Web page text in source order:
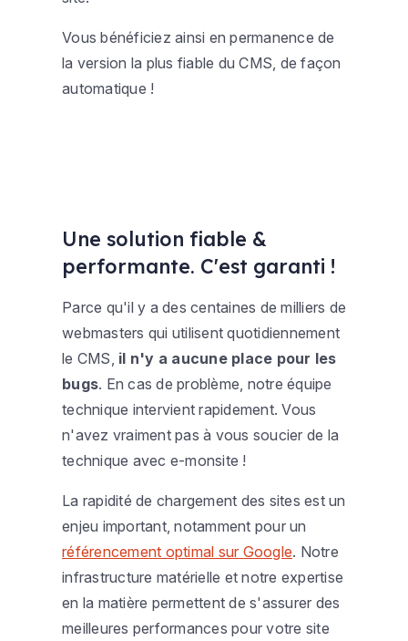
Vous bénéficiez ainsi en permanence de
la version la plus fiable du CMS, de façon
automatique !
Une solution fiable &
performante. C'est garanti !
Parce qu'il y a des centaines de milliers de
webmasters qui utilisent quotidiennement
le CMS, il n'y a aucune place pour les
bugs. En cas de problème, notre équipe
technique intervient rapidement. Vous
n'avez vraiment pas à vous soucier de la
technique avec e-monsite !
La rapidité de chargement des sites est un
enjeu important, notamment pour un
référencement optimal sur Google. Notre
infrastructure matérielle et notre expertise
en la matière permettent de s'assurer des
meilleures performances pour votre site